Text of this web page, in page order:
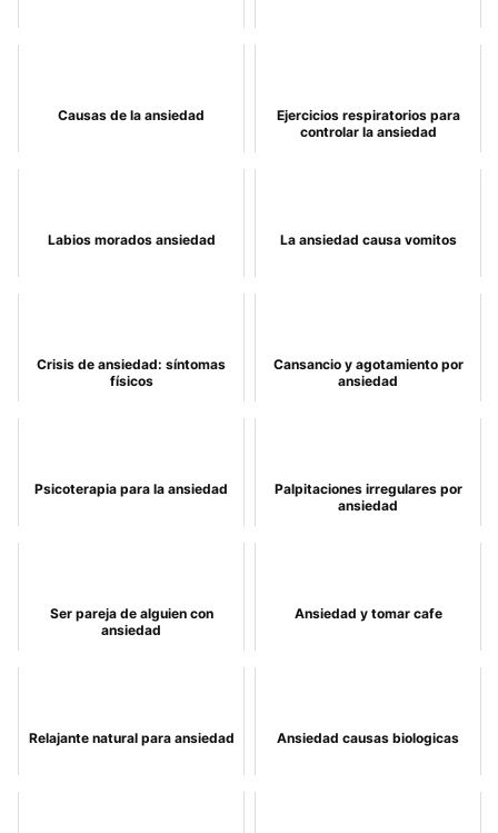
Causas de la ansiedad
Ejercicios respiratorios para
controlar la ansiedad
Labios morados ansiedad La ansiedad causa vomitos
Crisis de ansiedad: síntomas
físicos
Cansancio y agotamiento por
ansiedad
Psicoterapia para la ansiedad
Palpitaciones irregulares por
ansiedad
Ser pareja de alguien con
ansiedad
Ansiedad y tomar cafe
Relajante natural para ansiedad Ansiedad causas biologicas